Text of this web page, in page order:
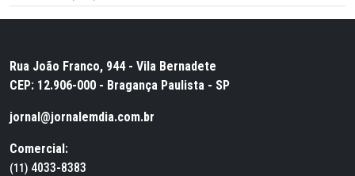
Rua João Franco, 944 - Vila Bernadete
CEP: 12.906-000 - Bragança Paulista - SP
jornal@jornalemdia.com.br
Comercial:
(11) 4033-8383